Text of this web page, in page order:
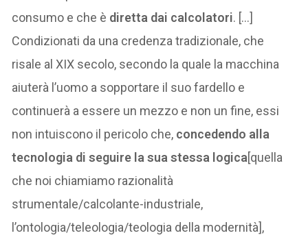
consumo e che è diretta dai calcolatori. […]
Condizionati da una credenza tradizionale, che
risale al XIX secolo, secondo la quale la macchina
aiuterà l’uomo a sopportare il suo fardello e
continuerà a essere un mezzo e non un fine, essi
non intuiscono il pericolo che, concedendo alla
tecnologia di seguire la sua stessa logica[quella
che noi chiamiamo razionalità
strumentale/calcolante-industriale,
l’ontologia/teleologia/teologia della modernità],